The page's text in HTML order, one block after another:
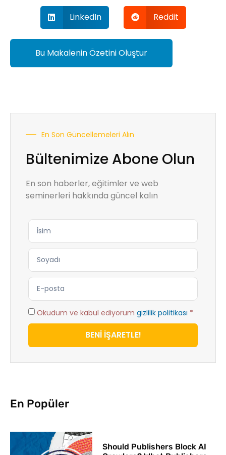
LinkedIn Reddit
Bu Makalenin Özetini Oluştur
En Son Güncellemeleri Alın
Bültenimize Abone Olun
En son haberler, eğitimler ve web
seminerleri hakkında güncel kalın
Okudum ve kabul ediyorum gizlilik politikası *
BENİ İŞARETLE!
En Popüler
Should Publishers Block AI